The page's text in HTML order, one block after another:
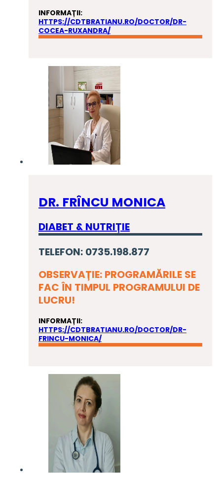
INFORMAȚII:
HTTPS://CDTBRATIANU.RO/DOCTOR/DR-
COCEA-RUXANDRA/
DR. FRÎNCU MONICA
DIABET & NUTRIȚIE
TELEFON: 0735.198.877
OBSERVAȚIE: PROGRAMĂRILE SE
FAC ÎN TIMPUL PROGRAMULUI DE
LUCRU!
INFORMAȚII:
HTTPS://CDTBRATIANU.RO/DOCTOR/DR-
FRINCU-MONICA/